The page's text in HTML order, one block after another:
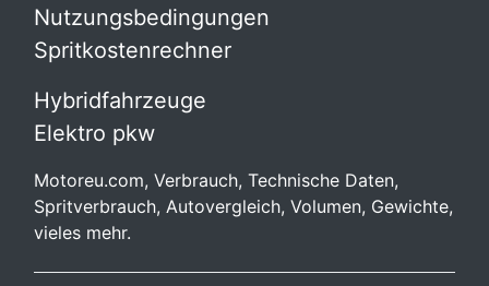
Nutzungsbedingungen
Spritkostenrechner
Hybridfahrzeuge
Elektro pkw
Motoreu.com, Verbrauch, Technische Daten,
Spritverbrauch, Autovergleich, Volumen, Gewichte,
vieles mehr.